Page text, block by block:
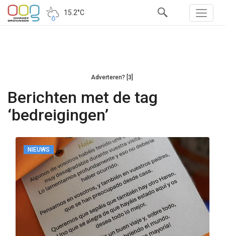
15.2°C
Adverteren? [3]
Berichten met de tag
‘bedreigingen’
NIEUWS